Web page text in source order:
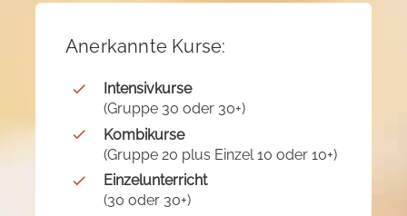
Anerkannte Kurse:
Intensivkurse
(Gruppe 30 oder 30+)
Kombikurse
(Gruppe 20 plus Einzel 10 oder 10+)
Einzelunterricht
(30 oder 30+)